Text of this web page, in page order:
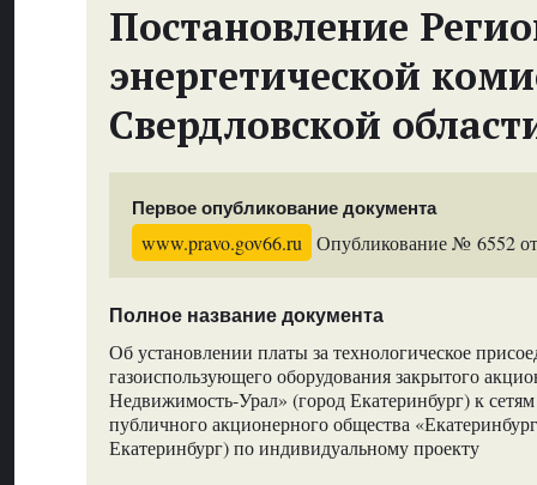
Постановление
энергетической
Свердловской
Первое опубликование документа
www.pravo.gov66.ru Опубликование № 6552
Полное название документа
Об установлении платы за технологическое
газоиспользующего оборудования закрытого
Недвижимость-Урал» (город Екатеринбург) к сетям
публичного акционерного общества
Екатеринбург) по индивидуальному проекту